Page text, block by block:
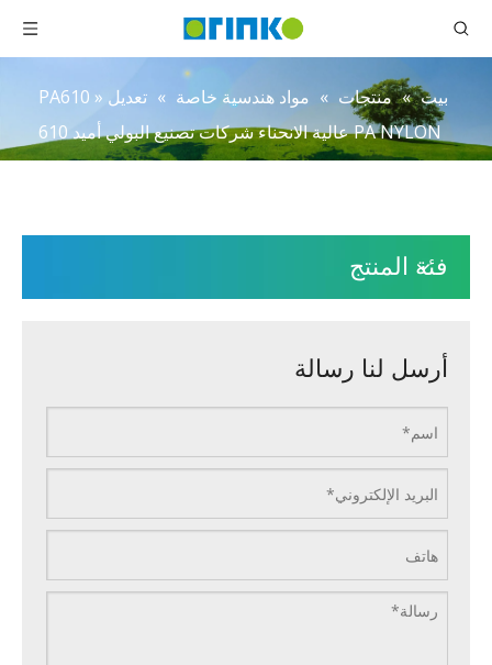
بيت » منتجات » مواد هندسية خاصة » تعديل PA610 »
PA NYLON عالية الانحناء شركات تصنيع البولي أميد 610
فئة المنتج
أرسل لنا رسالة